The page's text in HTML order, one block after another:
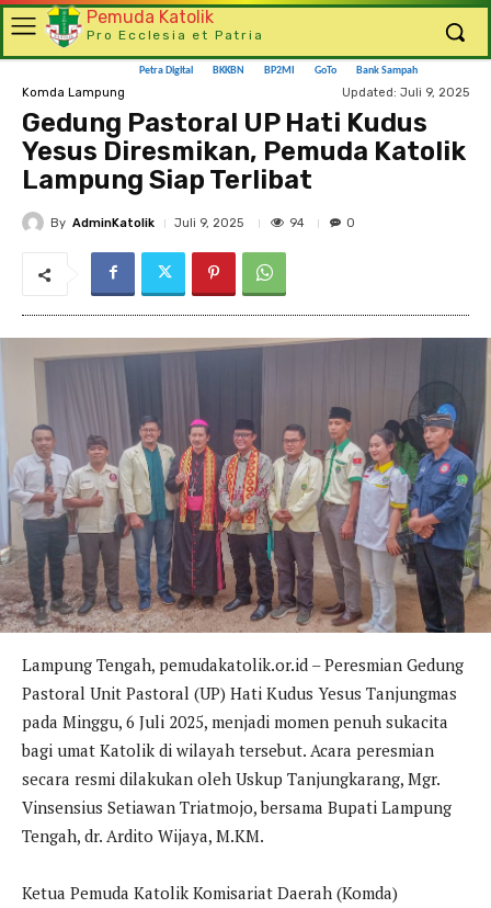
Pemuda Katolik
Pro Ecclesia et Patria
Petra Digital BKKBN BP2MI GoTo Bank Sampah
Komda Lampung Updated: Juli 9, 2025
Gedung Pastoral UP Hati Kudus
Yesus Diresmikan, Pemuda Katolik
Lampung Siap Terlibat
By AdminKatolik Juli 9, 2025 94 0
Lampung Tengah, pemudakatolik.or.id – Peresmian Gedung
Pastoral Unit Pastoral (UP) Hati Kudus Yesus Tanjungmas
pada Minggu, 6 Juli 2025, menjadi momen penuh sukacita
bagi umat Katolik di wilayah tersebut. Acara peresmian
secara resmi dilakukan oleh Uskup Tanjungkarang, Mgr.
Vinsensius Setiawan Triatmojo, bersama Bupati Lampung
Tengah, dr. Ardito Wijaya, M.KM.
Ketua Pemuda Katolik Komisariat Daerah (Komda)